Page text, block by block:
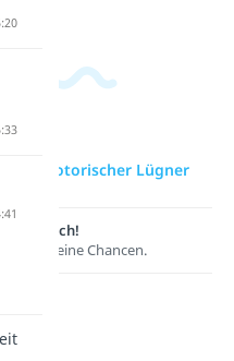
Notorischer Lügner
lohnt sich!
hier deine Chancen.